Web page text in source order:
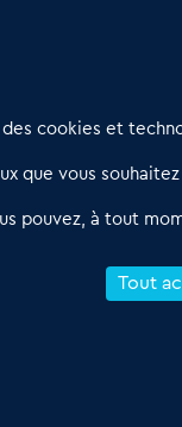
54 56 03 17
nous
solution
Offres Pro
Qui sommes nous ?
des cookies et
que vous
pouvez, à tout
Tout